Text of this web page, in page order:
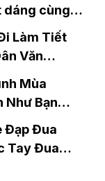
dáng cùng
nay!
Làm Tiết
Văn
Mùa
Như Bạn
Đạp Đua
Tay Đua